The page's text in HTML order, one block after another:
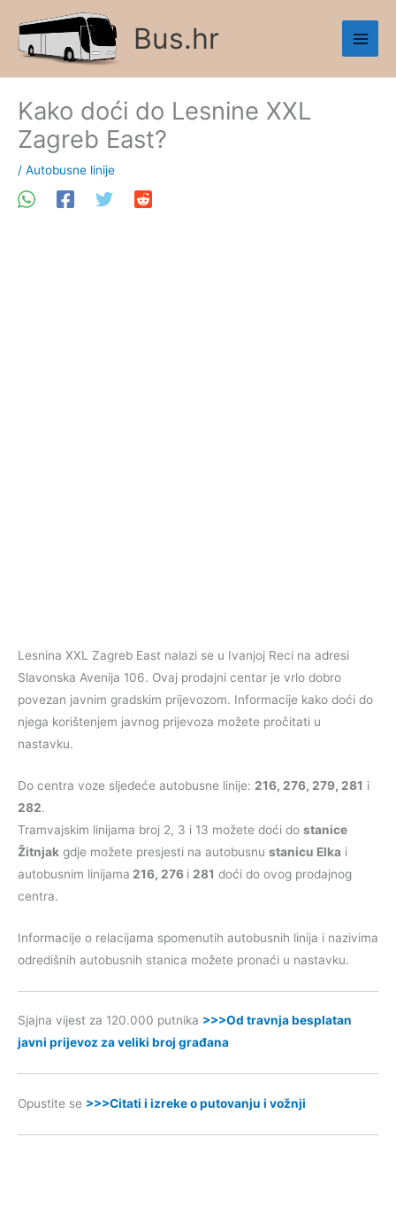
content
Bus.hr
Kako doći do Lesnine XXL
Zagreb East?
/ Autobusne linije
Lesnina XXL Zagreb East nalazi se u Ivanjoj Reci na adresi
Slavonska Avenija 106. Ovaj prodajni centar je vrlo dobro
povezan javnim gradskim prijevozom. Informacije kako doći do
njega korištenjem javnog prijevoza možete pročitati u
nastavku.
Do centra voze sljedeće autobusne linije: 216, 276, 279, 281 i
282.
Tramvajskim linijama broj 2, 3 i 13 možete doći do stanice
Žitnjak gdje možete presjesti na autobusnu stanicu Elka i
autobusnim linijama 216, 276 i 281 doći do ovog prodajnog
centra.
Informacije o relacijama spomenutih autobusnih linija i nazivima
odredišnih autobusnih stanica možete pronaći u nastavku.
Sjajna vijest za 120.000 putnika >>>Od travnja besplatan
javni prijevoz za veliki broj građana
Opustite se >>>Citati i izreke o putovanju i vožnji